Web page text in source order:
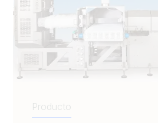
Producto